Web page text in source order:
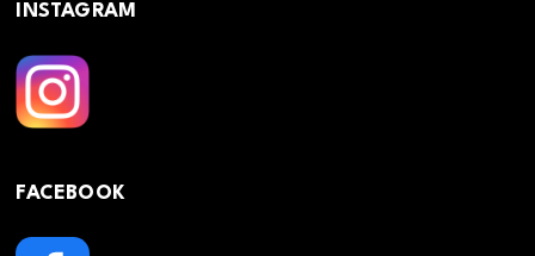
INSTAGRAM
FACEBOOK